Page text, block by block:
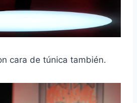
cara de túnica también.